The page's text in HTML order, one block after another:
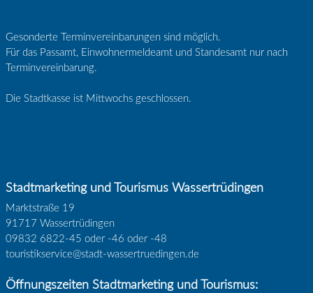
Gesonderte Terminvereinbarungen sind möglich.
Für das Passamt, Einwohnermeldeamt und Standesamt nur nach
Terminvereinbarung.
Die Stadtkasse ist Mittwochs geschlossen.
Stadtmarketing und Tourismus Wassertrüdingen
Marktstraße 19
91717 Wassertrüdingen
09832 6822-45 oder -46 oder -48
touristikservice@stadt-wassertruedingen.de
Öffnungszeiten Stadtmarketing und Tourismus: